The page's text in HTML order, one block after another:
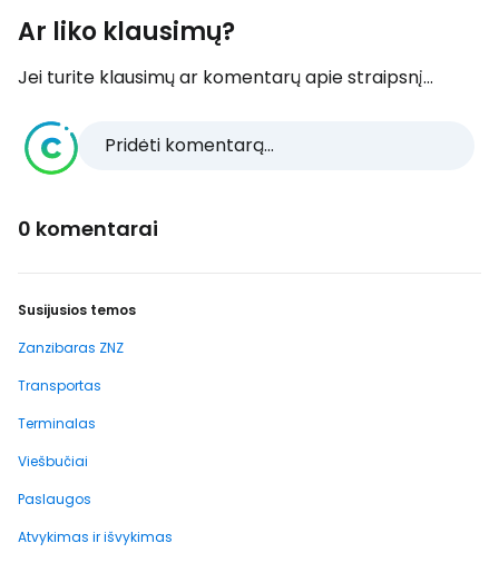
Ar liko klausimų?
Jei turite klausimų ar komentarų apie straipsnį...
Pridėti komentarą...
0 komentarai
Susijusios temos
Zanzibaras ZNZ
Transportas
Terminalas
Viešbučiai
Paslaugos
Atvykimas ir išvykimas